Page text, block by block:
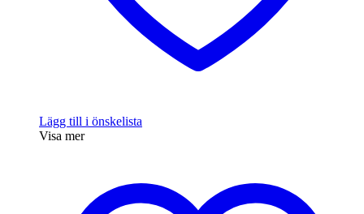
Lägg till i önskelista
Visa mer